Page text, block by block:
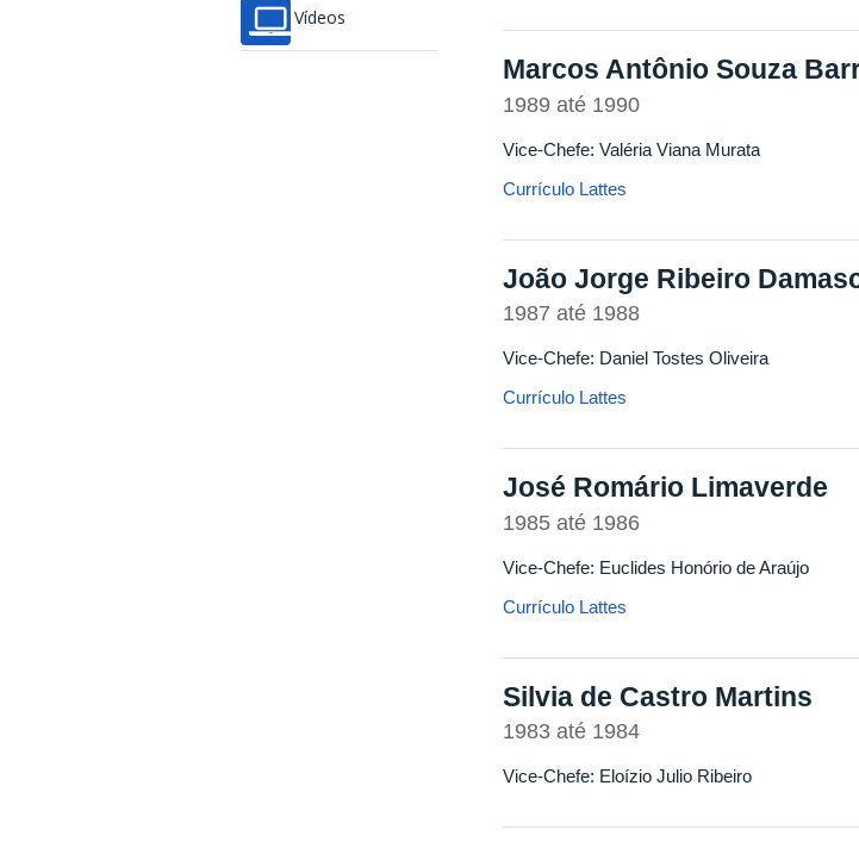
Vídeos
Marcos Antônio Souza
1989 até 1990
Vice-Chefe: Valéria Viana Murata
Currículo Lattes
João Jorge Ribeiro
1987 até 1988
Vice-Chefe: Daniel Tostes Oliveira
Currículo Lattes
José Romário Limaverde
1985 até 1986
Vice-Chefe: Euclides Honório de Araújo
Currículo Lattes
Silvia de Castro Martins
1983 até 1984
Vice-Chefe: Eloízio Julio Ribeiro